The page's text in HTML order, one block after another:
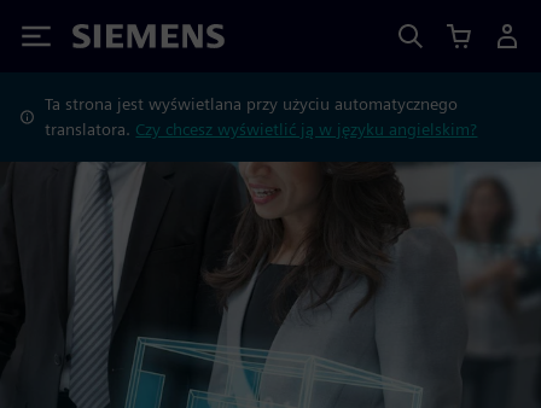
Siemens
Ta strona jest wyświetlana przy użyciu automatycznego
translatora. Czy chcesz wyświetlić ją w języku angielskim?